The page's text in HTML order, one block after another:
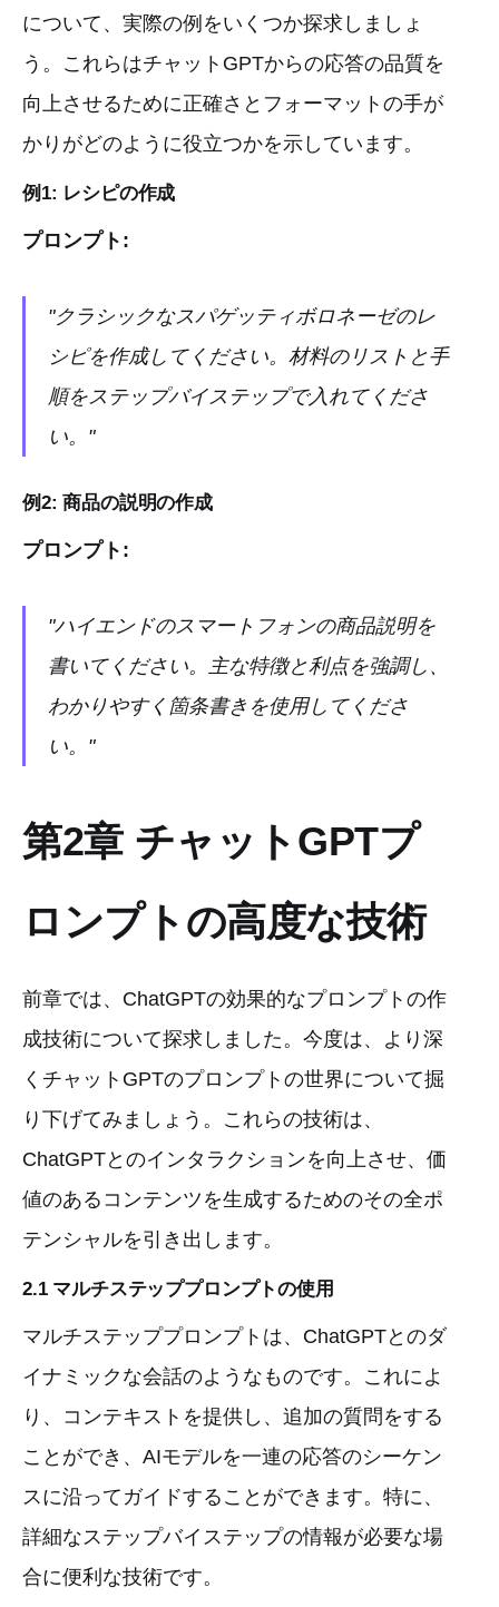
について、実際の例をいくつか探求しましょ
う。これらはチャットGPTからの応答の品質を
向上させるために正確さとフォーマットの手が
かりがどのように役立つかを示しています。
例1: レシピの作成
プロンプト:
"クラシックなスパゲッティボロネーゼのレ
シピを作成してください。材料のリストと手
順をステップバイステップで入れてくださ
い。"
例2: 商品の説明の作成
プロンプト:
"ハイエンドのスマートフォンの商品説明を
書いてください。主な特徴と利点を強調し、
わかりやすく箇条書きを使用してくださ
い。"
第2章 チャットGPTプ
ロンプトの高度な技術
前章では、ChatGPTの効果的なプロンプトの作
成技術について探求しました。今度は、より深
くチャットGPTのプロンプトの世界について掘
り下げてみましょう。これらの技術は、
ChatGPTとのインタラクションを向上させ、価
値のあるコンテンツを生成するためのその全ポ
テンシャルを引き出します。
2.1 マルチステッププロンプトの使用
マルチステッププロンプトは、ChatGPTとのダ
イナミックな会話のようなものです。これによ
り、コンテキストを提供し、追加の質問をする
ことができ、AIモデルを一連の応答のシーケン
スに沿ってガイドすることができます。特に、
詳細なステップバイステップの情報が必要な場
合に便利な技術です。